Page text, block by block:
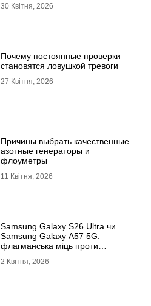
30 Квітня, 2026
Почему постоянные проверки
становятся ловушкой тревоги
27 Квітня, 2026
Причины выбрать качественные
азотные генераторы и
флоуметры
11 Квітня, 2026
Samsung Galaxy S26 Ultra чи
Samsung Galaxy A57 5G:
флагманська міць проти
2 Квітня, 2026